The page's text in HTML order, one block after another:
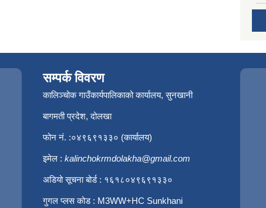
सम्पर्क विवरण
कालिञ्चोक गाउँकार्यपालिकाको कार्यालय, सुनखानी
बागमती प्रदेश, दोलखा
फोन नं. :०४९६९१३३० (कार्यालय)
इमेल : kalinchokrmdolakha@gmail.com
अडियो सूचना बोर्ड : १६१८०४९६९१३३०
गुगल प्लस कोड : M3WW+HC Sunkhani